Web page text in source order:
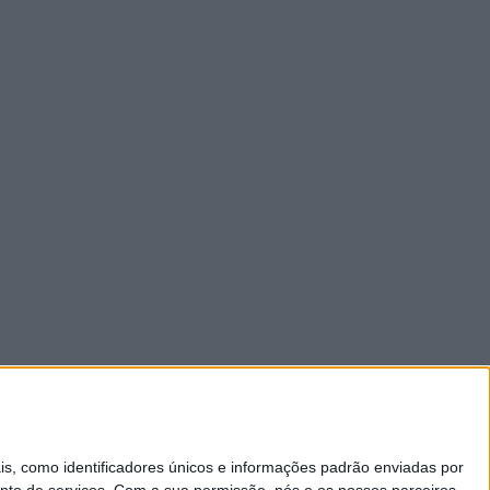
como identificadores únicos e informações padrão enviadas por